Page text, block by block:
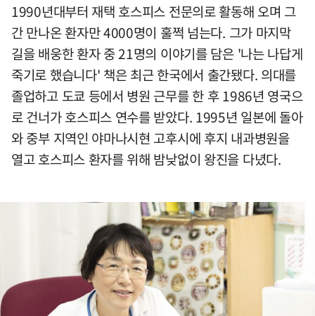
1990년대부터 재택 호스피스 전문의로 활동해 오며 그
간 만나온 환자만 4000명이 훌쩍 넘는다. 그가 마지막
길을 배웅한 환자 중 21명의 이야기를 담은 '나는 나답게
죽기로 했습니다' 책은 최근 한국에서 출간됐다. 의대를
졸업하고 도쿄 등에서 병원 근무를 한 후 1986년 영국으
로 건너가 호스피스 연수를 받았다. 1995년 일본에 돌아
와 중부 지역인 야마나시현 고후시에 후지 내과병원을
열고 호스피스 환자를 위해 밤낮없이 왕진을 다녔다.